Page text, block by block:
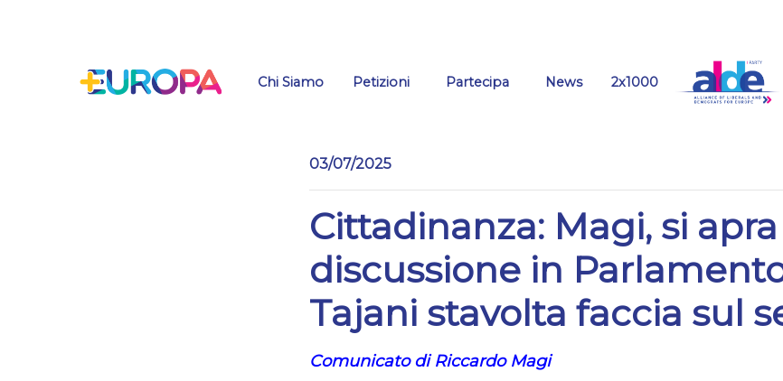
Chi Siamo Petizioni Partecipa News(current)
2x1000
03/07/2025
Cittadinanza: Magi, si apra
discussione in
Tajani stavolta faccia sul
Comunicato di Riccardo Magi